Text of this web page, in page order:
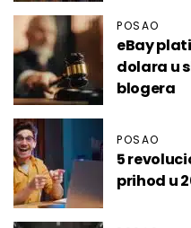
POSAO
eBay
dolara u
blogera
POSAO
5
prihod u